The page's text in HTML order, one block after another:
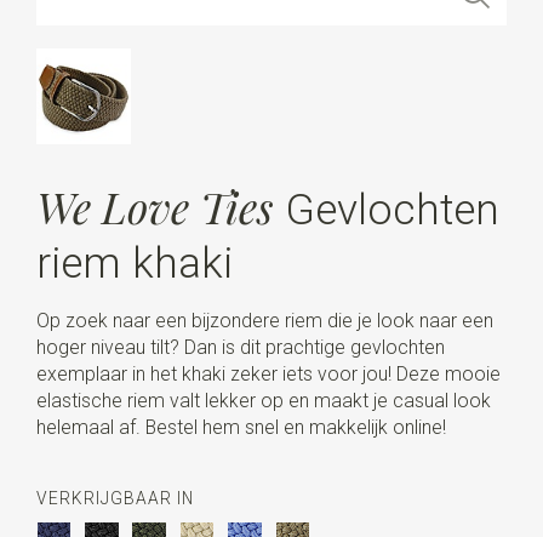
We Love Ties Gevlochten
riem khaki
Op zoek naar een bijzondere riem die je look naar een
hoger niveau tilt? Dan is dit prachtige gevlochten
exemplaar in het khaki zeker iets voor jou! Deze mooie
elastische riem valt lekker op en maakt je casual look
helemaal af. Bestel hem snel en makkelijk online!
VERKRIJGBAAR IN